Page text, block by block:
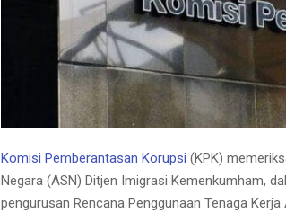
Komisi Pemberantasan Korupsi (KPK)
Negara (ASN) Ditjen Imigrasi Kemenkumham,
pengurusan Rencana Penggunaan Tenaga